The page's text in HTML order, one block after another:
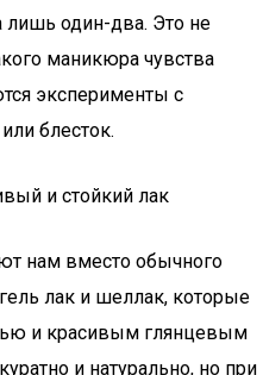
лишь один-два. Это не
маникюра чувства
эксперименты с
блесток.
и стойкий лак
нам вместо обычного
лак и шеллак, которые
и красивым глянцевым
и натурально, но при